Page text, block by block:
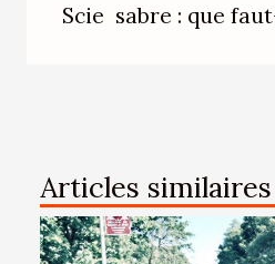
Scie sabre : que
Articles similaires